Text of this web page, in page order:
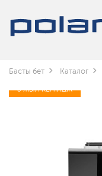
Басты бет Каталог
3 ЖЫЛ КЕПІЛДІК